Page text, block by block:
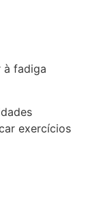
à fadiga
exercícios